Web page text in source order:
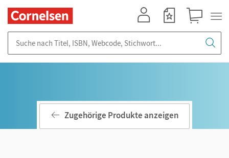
Zugehörige Produkte anzeigen